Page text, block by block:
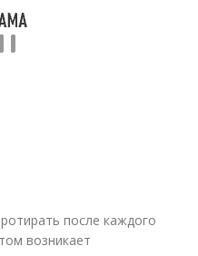
после каждого
возникает